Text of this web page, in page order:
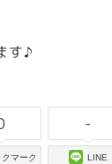
す♪
クマーク
-
LINE